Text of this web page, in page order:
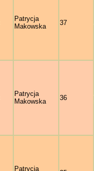
Patrycja
Makowska
37
Patrycja
Makowska
36
Patrycja